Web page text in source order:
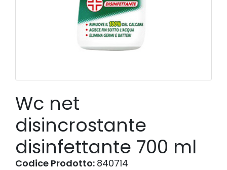
Wc net
disincrostante
disinfettante 700 ml
Codice Prodotto: 840714